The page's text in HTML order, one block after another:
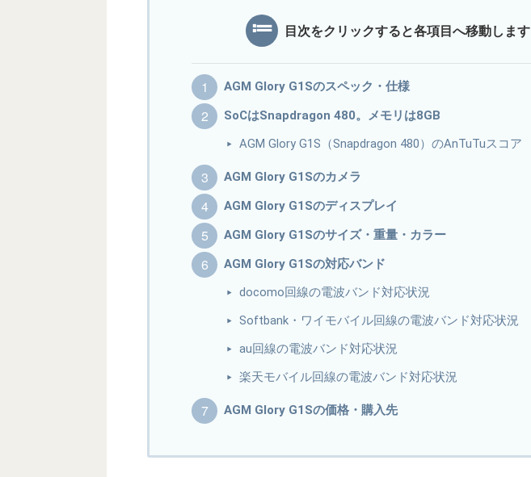
目次をクリックすると各項目へ移動します
AGM Glory G1Sのスペック・仕様
SoCはSnapdragon 480。メモリは8GB
AGM Glory G1S（Snapdragon 480）のAnTuTuスコア
AGM Glory G1Sのカメラ
AGM Glory G1Sのディスプレイ
AGM Glory G1Sのサイズ・重量・カラー
AGM Glory G1Sの対応バンド
docomo回線の電波バンド対応状況
Softbank・ワイモバイル回線の電波バンド対応状況
au回線の電波バンド対応状況
楽天モバイル回線の電波バンド対応状況
AGM Glory G1Sの価格・購入先